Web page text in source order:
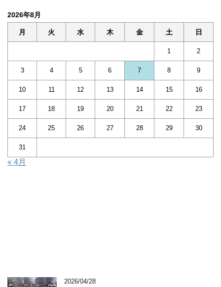
2026年8月
月 火 水 木 金 土 日
1 2
3 4 5 6 7 8 9
10 11 12 13 14 15 16
17 18 19 20 21 22 23
24 25 26 27 28 29 30
31
« 4月
2026/04/28